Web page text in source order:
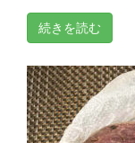
続きを読む